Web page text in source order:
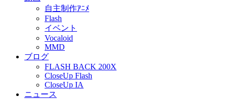
自主制作ｱﾆﾒ
Flash
イベント
Vocaloid
MMD
ブログ
FLASH BACK 200X
CloseUp Flash
CloseUp IA
ニュース